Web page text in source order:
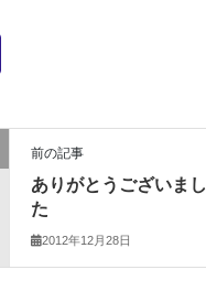
前の記事
ありがとうございまし
た
2012年12月28日